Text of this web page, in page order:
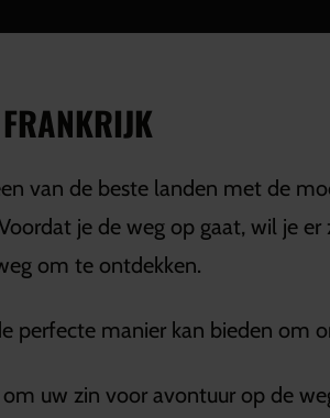
van de beste landen met de
je de weg op gaat, wil je
om te ontdekken.
perfecte manier kan bieden
uw zin voor avontuur op de